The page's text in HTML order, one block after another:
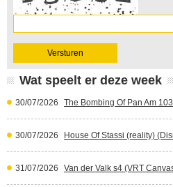
Wat speelt er deze week
30/07/2026 The Bombing Of Pan Am
30/07/2026 House Of Stassi (reality)
31/07/2026 Van der Valk s4 (VRT